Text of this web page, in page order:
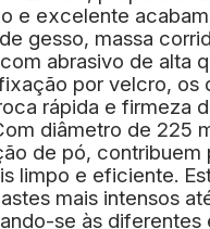
e excelente
gesso, massa
abrasivo de alta
por velcro, os
rápida e firmeza
diâmetro de 225
de pó, contribuem
limpo e eficiente.
mais intensos
se às diferentes